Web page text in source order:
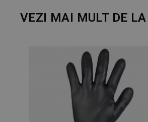
VEZI MAI MULT DE